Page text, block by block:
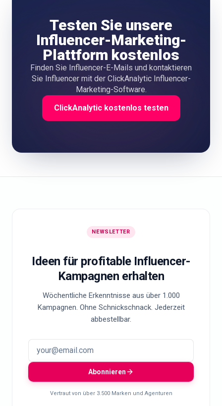
Testen Sie unsere
Influencer-Marketing-
Plattform kostenlos
Finden Sie Influencer-E-Mails und kontaktieren
Sie Influencer mit der ClickAnalytic Influencer-
Marketing-Software.
ClickAnalytic kostenlos testen
NEWSLETTER
Ideen für profitable Influencer-
Kampagnen erhalten
Wöchentliche Erkenntnisse aus über 1.000
Kampagnen. Ohne Schnickschnack. Jederzeit
abbestellbar.
Abonnieren
Vertraut von über 3.500 Marken und Agenturen